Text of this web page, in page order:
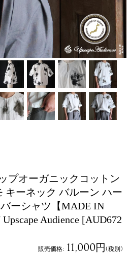
プオーガニックコットン
キーネック バルーン ハー
ーシャツ【MADE IN
Audience [AUD672
販売価格: 11,000円(税別)